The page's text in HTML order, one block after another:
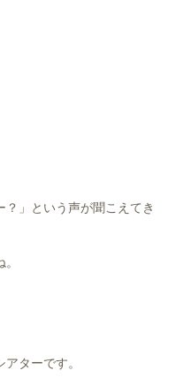
」という声が聞こえてき
ターです。